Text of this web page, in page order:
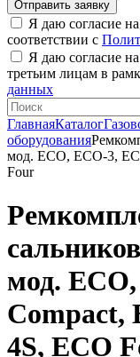
Я даю согласие
соответствии с
Я даю согласие
третьим лицам в
данных
ГлавнаяКаталог
оборудования
мод. ECO, ECO-3,
Four
мод.
Compact,
4S, ECO